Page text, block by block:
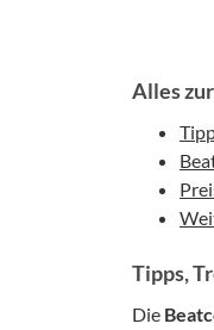
Alles
Tipps,
Die